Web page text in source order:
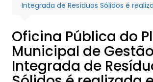
Integrada de Resíduos Sólidos é
Oficina Pública do
Municipal de Gestão
Integrada de